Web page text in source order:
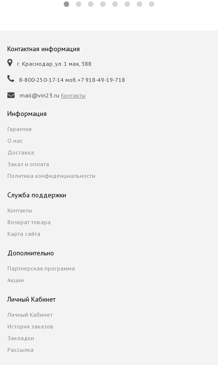
Контактная информация
г. Краснодар, ул. 1 мая, 388
8-800-250-17-14 моб.+7 918-49-19-718
mail@vin23.ru Контакты
Информация
Гарантия
О нас
Доставка
Заказ и оплата
Политика конфиденциальности
Служба поддержки
Контакты
Возврат товара
Карта сайта
Дополнительно
Партнерская программа
Акции
Личный Кабинет
Личный Кабинет
История заказов
Закладки
Рассылка